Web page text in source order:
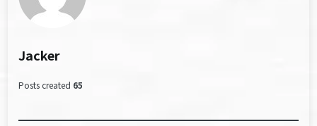
Jacker
Posts created 65